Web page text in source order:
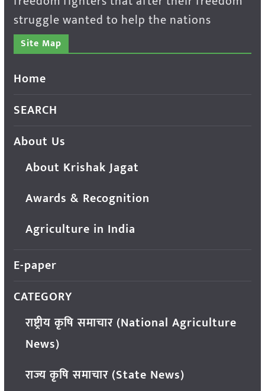
struggle wanted to help the nations
Site Map
Home
SEARCH
About Us
About Krishak Jagat
Awards & Recognition
Agriculture in India
E-paper
CATEGORY
राष्ट्रीय कृषि समाचार (National Agriculture
News)
राज्य कृषि समाचार (State News)